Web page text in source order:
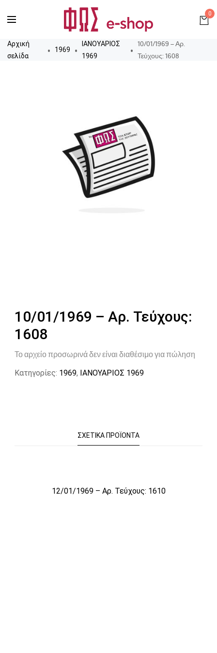
0
Αρχική
σελίδα
1969
ΙΑΝΟΥΑΡΙΟΣ
1969
10/01/1969 – Αρ.
Τεύχους: 1608
10/01/1969 – Αρ. Τεύχους:
1608
Το αρχείο προσωρινά δεν είναι διαθέσιμο για πώληση
Κατηγορίες: 1969, ΙΑΝΟΥΑΡΙΟΣ 1969
ΣΧΕΤΙΚΆ ΠΡΟΪΌΝΤΑ
Το αρχείο προσωρινά δεν είναι διαθέσιμο για πώληση
12/01/1969 – Αρ. Τεύχους: 1610